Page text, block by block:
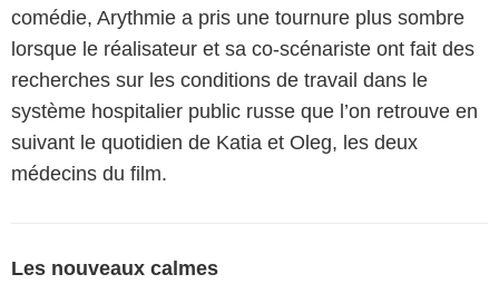
comédie, Arythmie a pris une tournure plus sombre
lorsque le réalisateur et sa co-scénariste ont fait des
recherches sur les conditions de travail dans le
système hospitalier public russe que l’on retrouve en
suivant le quotidien de Katia et Oleg, les deux
médecins du film.
Les nouveaux calmes